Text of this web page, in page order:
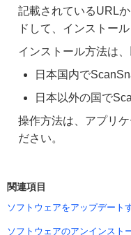
記載されているURL
ドして、インストー
インストール方法は
日本国内で
日本以外の国で
操作方法は、アプリ
ださい。
関連項目
ソフトウェアをアップデート
ソフトウェアのアンインスト